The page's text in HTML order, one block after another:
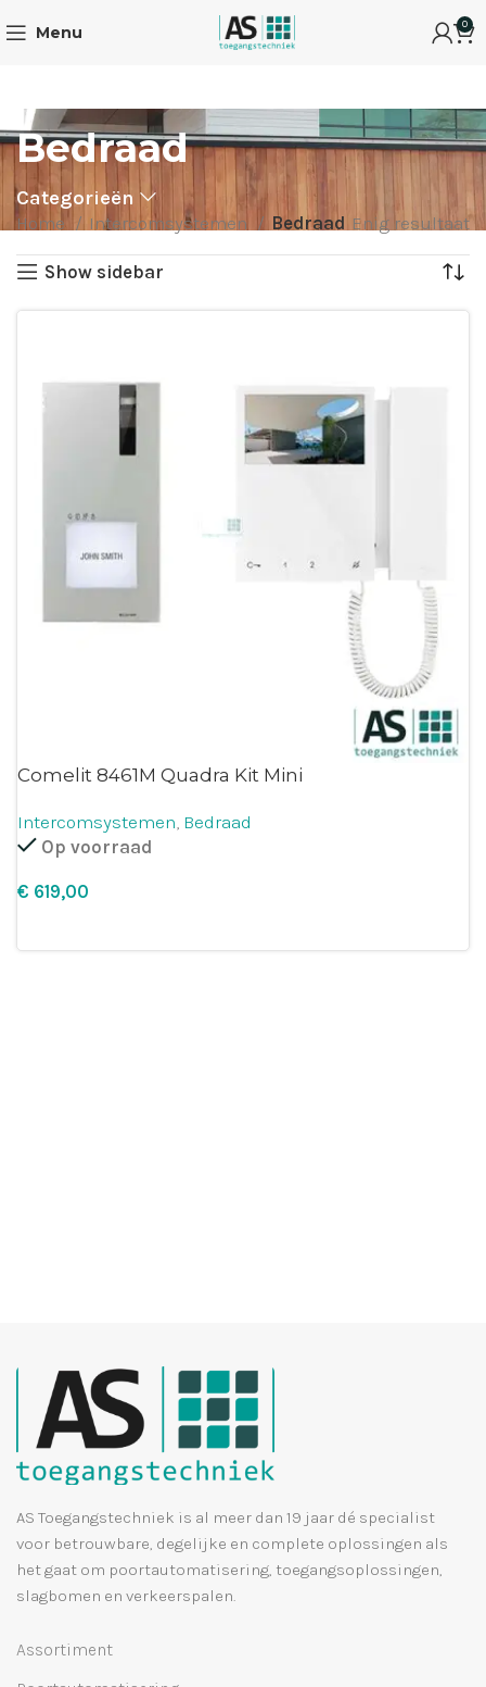
Menu 0
Bedraad
Categorieën
Home Intercomsystemen Bedraad Enig resultaat
Show sidebar
Comelit 8461M Quadra Kit Mini
Intercomsystemen, Bedraad
Op voorraad
€
AS Toegangstechniek is al meer dan 19 jaar dé specialist
voor betrouwbare, degelijke en complete oplossingen als
het gaat om poortautomatisering, toegangsoplossingen,
slagbomen en verkeerspalen.
Assortiment